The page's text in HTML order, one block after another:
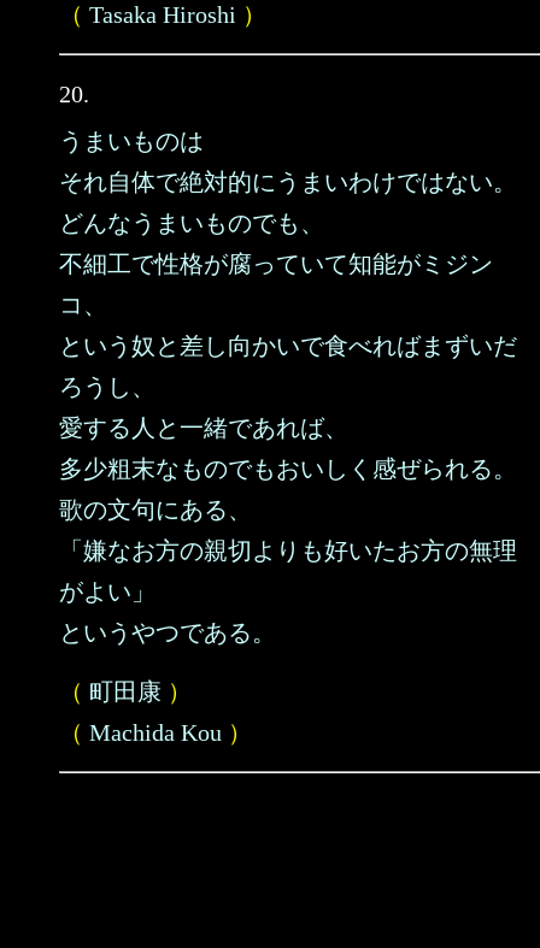
（ Tasaka Hiroshi ）
20.
うまいものは
それ自体で絶対的にうまいわけではない。
どんなうまいものでも、
不細工で性格が腐っていて知能がミジン
コ、
という奴と差し向かいで食べればまずいだ
ろうし、
愛する人と一緒であれば、
多少粗末なものでもおいしく感ぜられる。
歌の文句にある、
「嫌なお方の親切よりも好いたお方の無理
がよい」
というやつである。
（ 町田康 ）
（ Machida Kou ）